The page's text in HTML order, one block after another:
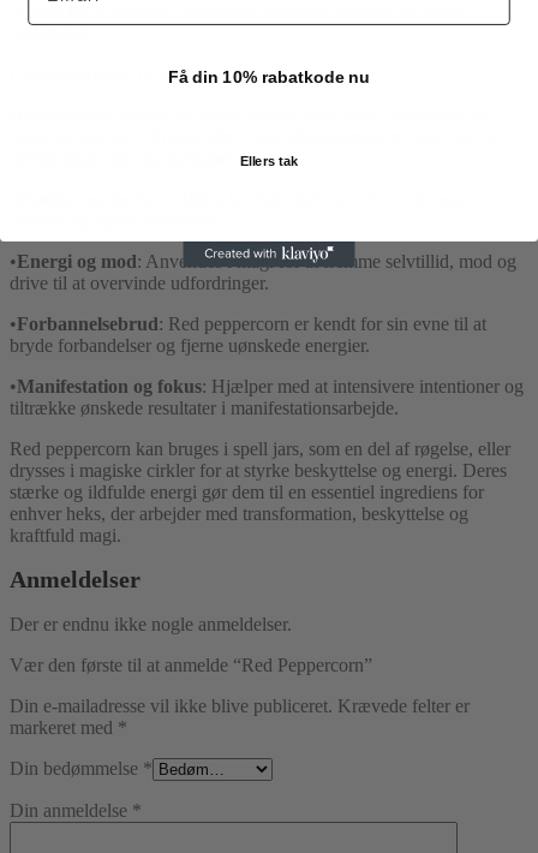
I hekseverdenen bruges red peppercorn til:
•Energi og mod: Anvendes i magi for at fremme selvtillid, mod og
drive til at overvinde udfordringer.
•Forbannelsebrud: Red peppercorn er kendt for sin evne til at
bryde forbandelser og fjerne uønskede energier.
•Manifestation og fokus: Hjælper med at intensivere intentioner og
tiltrække ønskede resultater i manifestationsarbejde.
Red peppercorn kan bruges i spell jars, som en del af røgelse, eller
drysses i magiske cirkler for at styrke beskyttelse og energi. Deres
stærke og ildfulde energi gør dem til en essentiel ingrediens for
enhver heks, der arbejder med transformation, beskyttelse og
kraftfuld magi.
Anmeldelser
Der er endnu ikke nogle anmeldelser.
Vær den første til at anmelde “Red Peppercorn”
Din e-mailadresse vil ikke blive publiceret. Krævede felter er
markeret med *
Din bedømmelse *
Din anmeldelse *
Få din 10% rabatkode nu
Ellers tak